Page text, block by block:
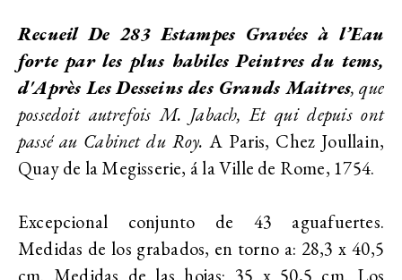
Recueil De 283 Estampes Gravées à l’Eau
forte par les plus habiles Peintres du tems,
d'Après Les Desseins des Grands Maitres, que
possedoit autrefois M. Jabach, Et qui depuis ont
passé au Cabinet du Roy.A Paris, Chez Joullain,
Quay de la Megisserie, á la Ville de Rome, 1754.
Excepcional conjunto de 43 aguafuertes.
Medidas de los grabados, en torno a: 28,3 x 40,5
cm. Medidas de las hojas: 35 x 50,5 cm. Los